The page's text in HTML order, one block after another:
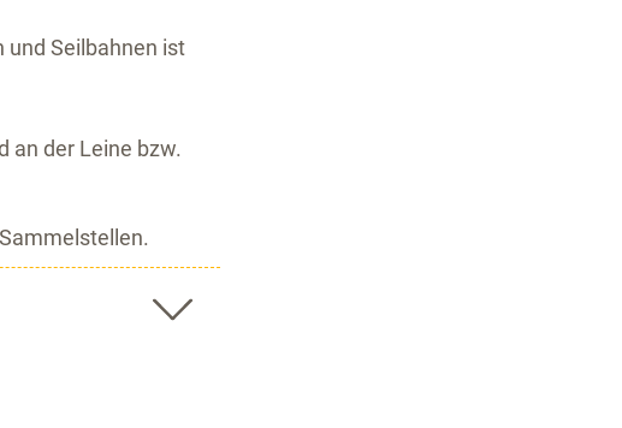
und Seilbahnen ist
an der Leine bzw.